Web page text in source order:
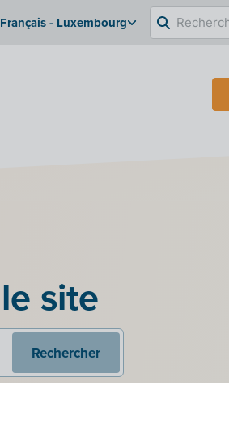
Français - Luxembourg
site
Rechercher